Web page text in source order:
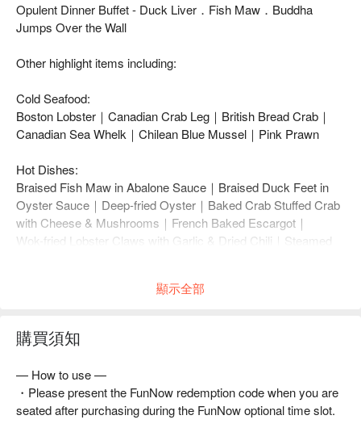
Opulent Dinner Buffet - Duck Liver．Fish Maw．Buddha
Jumps Over the Wall
Other highlight items including:
Cold Seafood:
Boston Lobster｜Canadian Crab Leg｜British Bread Crab｜
Canadian Sea Whelk｜Chilean Blue Mussel｜Pink Prawn
Hot Dishes:
Braised Fish Maw in Abalone Sauce｜Braised Duck Feet in
Oyster Sauce｜Deep-fried Oyster｜Baked Crab Stuffed Crab
with Cheese & Mushrooms｜French Baked Escargot｜
Wok-fried Lobster Claws with Garlic & Dried Chili｜Steamed
Sauce｜French Braised Lamb with Mixed Vegetables｜Grilled
Slow Cooked Beef Cheek in Burgundy Sauce｜Padang Curry
with Roti
Teppanyaki:
Duck Liver｜Tiger Prawn｜Chicken Cartilage Skewer｜Pork
Neck Skewer｜Capelin
顯示全部
購買須知
— How to use —
・Please present the FunNow redemption code when you are
seated after purchasing during the FunNow optional time slot.